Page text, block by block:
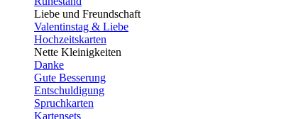
Liebe und Freundschaft
Valentinstag & Liebe
Hochzeitskarten
Nette Kleinigkeiten
Danke
Gute Besserung
Entschuldigung
Spruchkarten
Kartensets